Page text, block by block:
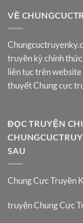
VỀ
truyền kỳ chính
liên tục trên website
thuyết Chung cực
ĐỌC TRUYỆN
SAU
Chung Cực Truyền
truyện Chung Cực